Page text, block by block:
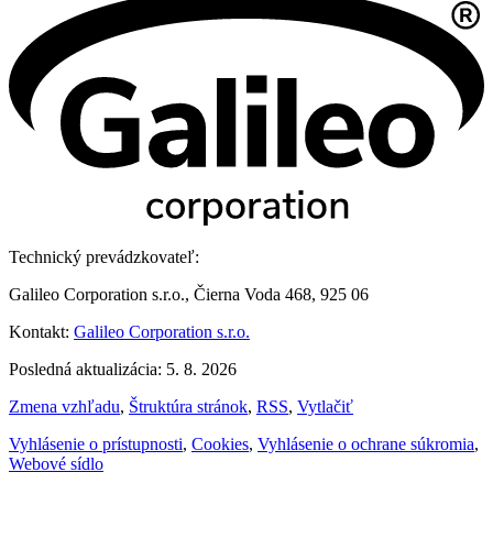
Technický prevádzkovateľ:
Galileo Corporation s.r.o., Čierna Voda 468, 925 06
Kontakt: Galileo Corporation s.r.o.
Posledná aktualizácia: 5. 8. 2026
Zmena vzhľadu, Štruktúra stránok, RSS, Vytlačiť
Vyhlásenie o prístupnosti, Cookies, Vyhlásenie o ochrane súkromia,
Webové sídlo